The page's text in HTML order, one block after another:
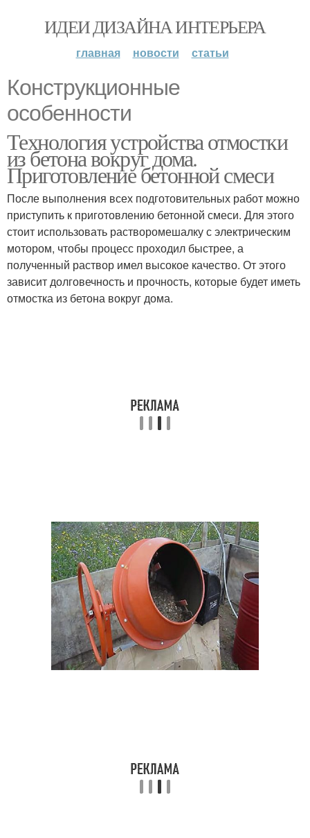
ИДЕИ ДИЗАЙНА ИНТЕРЬЕРА
главная новости статьи
Конструкционные
особенности
Технология устройства отмостки
из бетона вокруг дома.
Приготовление бетонной смеси
После выполнения всех подготовительных работ можно
приступить к приготовлению бетонной смеси. Для этого
стоит использовать растворомешалку с электрическим
мотором, чтобы процесс проходил быстрее, а
полученный раствор имел высокое качество. От этого
зависит долговечность и прочность, которые будет иметь
отмостка из бетона вокруг дома.